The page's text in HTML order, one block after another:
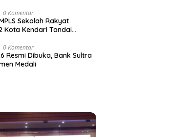
0 Komentar
Sekolah Rakyat
Kota Kendari Tandai
0 Komentar
Resmi Dibuka, Bank Sultra
Medali